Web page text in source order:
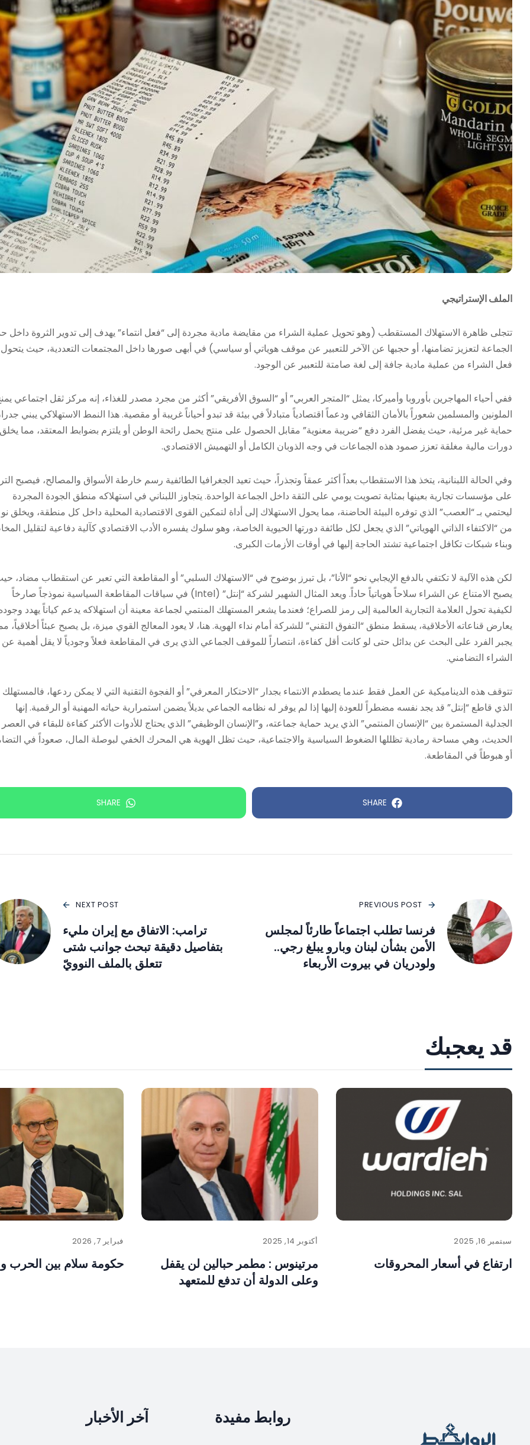
الملف الإستراتيجي
تتجلى ظاهرة الاستهلاك المستقطب (وهو تحويل عملية الشراء من مقايضة مادية مجردة إلى “فعل انتماء” يهدف إلى تدوير الثروة داخل
الجماعة لتعزيز تضامنها، أو حجبها عن الآخر للتعبير عن موقف هوياتي أو سياسي) في أبهى صورها داخل المجتمعات التعددية، حيث يتحول
فعل الشراء من عملية مادية جافة إلى لغة صامتة للتعبير عن الوجود.
ففي أحياء المهاجرين بأوروبا وأميركا، يمثل “المتجر العربي” أو “السوق الأفريقي” أكثر من مجرد مصدر للغذاء، إنه مركز ثقل اجتماعي
الملونين والمسلمين شعوراً بالأمان الثقافي ودعماً اقتصادياً متبادلاً في بيئة قد تبدو أحياناً غريبة أو مقصية. هذا النمط الاستهلاكي يبني
حماية غير مرئية، حيث يفضل الفرد دفع “ضريبة معنوية” مقابل الحصول على منتج يحمل رائحة الوطن أو يلتزم بضوابط المعتقد، مما يخلق
دورات مالية مغلقة تعزز صمود هذه الجماعات في وجه الذوبان الكامل أو التهميش الاقتصادي.
وفي الحالة اللبنانية، يتخذ هذا الاستقطاب بعداً أكثر عمقاً وتجذراً، حيث تعيد الجغرافيا الطائفية رسم خارطة الأسواق والمصالح، فيصبح
على مؤسسات تجارية بعينها بمثابة تصويت يومي على الثقة داخل الجماعة الواحدة. يتجاوز اللبناني في استهلاكه منطق الجودة المجردة
ليحتمي بـ “العصب” الذي توفره البيئة الحاضنة، مما يحول الاستهلاك إلى أداة لتمكين القوى الاقتصادية المحلية داخل كل منطقة، ويخلق
من “الاكتفاء الذاتي الهوياتي” الذي يجعل لكل طائفة دورتها الحيوية الخاصة، وهو سلوك يفسره الأدب الاقتصادي كآلية دفاعية لتقليل
وبناء شبكات تكافل اجتماعية تشتد الحاجة إليها في أوقات الأزمات الكبرى.
لكن هذه الآلية لا تكتفي بالدفع الإيجابي نحو “الأنا”، بل تبرز بوضوح في “الاستهلاك السلبي” أو المقاطعة التي تعبر عن استقطاب مضاد،
يصبح الامتناع عن الشراء سلاحاً هوياتياً حاداً. ويعد المثال الشهير لشركة “إنتل” (Intel) في سياقات المقاطعة السياسية نموذجاً صارخاً
لكيفية تحول العلامة التجارية العالمية إلى رمز للصراع؛ فعندما يشعر المستهلك المنتمي لجماعة معينة أن استهلاكه يدعم كياناً يهدد
يعارض قناعاته الأخلاقية، يسقط منطق “التفوق التقني” للشركة أمام نداء الهوية. هنا، لا يعود المعالج القوي ميزة، بل يصبح عبئاً أخلاقياً،
يجبر الفرد على البحث عن بدائل حتى لو كانت أقل كفاءة، انتصاراً للموقف الجماعي الذي يرى في المقاطعة فعلاً وجودياً لا يقل أهمية عن
الشراء التضامني.
تتوقف هذه الديناميكية عن العمل فقط عندما يصطدم الانتماء بجدار “الاحتكار المعرفي” أو الفجوة التقنية التي لا يمكن ردعها، فالمستهلك
الذي قاطع “إنتل” قد يجد نفسه مضطراً للعودة إليها إذا لم يوفر له نظامه الجماعي بديلاً يضمن استمرارية حياته المهنية أو الرقمية. إنها
الجدلية المستمرة بين “الإنسان المنتمي” الذي يريد حماية جماعته، و”الإنسان الوظيفي” الذي يحتاج للأدوات الأكثر كفاءة للبقاء في العصر
الحديث، وهي مساحة رمادية تظللها الضغوط السياسية والاجتماعية، حيث تظل الهوية هي المحرك الخفي لبوصلة المال، صعوداً في
أو هبوطاً في المقاطعة.
SHARE
SHARE
PREVIOUS POST
فرنسا تطلب اجتماعاً طارئاً لمجلس
الأمن بشأن لبنان وبارو يبلغ رجي..
ولودريان في بيروت الأربعاء
NEXT POST
ترامب: الاتفاق مع إيران مليء
بتفاصيل دقيقة تبحث جوانب شتى
تتعلق بالملف النوويّ
قد يعجبك
سبتمبر 16, 2025
ارتفاع في أسعار المحروقات
أكتوبر 14, 2025
مرتينوس : مطمر حبالين لن يقفل
وعلى الدولة أن تدفع للمتعهد
فبراير 7, 2026
حكومة سلام بين الحرب
روابط مفيدة آخر الأخبار